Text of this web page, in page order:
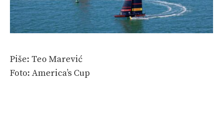
Piše: Teo Marević
Foto: America’s Cup